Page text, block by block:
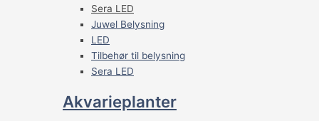
Sera LED
Juwel Belysning
LED
Tilbehør til belysning
Sera LED
Akvarieplanter